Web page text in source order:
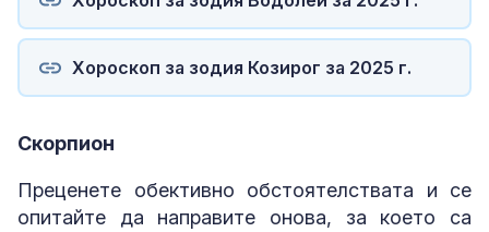
Хороскоп за зодия Козирог за 2025 г.
Скорпион
Преценете обективно обстоятелствата и се
опитайте да направите онова, за което са